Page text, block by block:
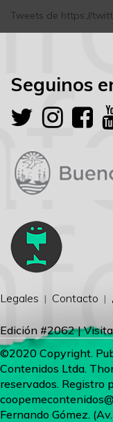
Tweets de https://
Seguinos
Legales Contacto
Edición #2062 |
©2020 Copyright.
Contenidos Ltda.
reservados. Registro
Fernando Gómez.